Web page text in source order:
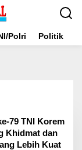
Polri Politik
79 TNI Korem
Khidmat dan
Lebih Kuat